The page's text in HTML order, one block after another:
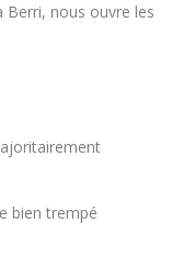
Berri, nous ouvre les
bien trempé